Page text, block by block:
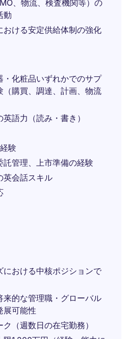
、物流、検査機関等）の
動
おける安定供給体制の強化
・化粧品いずれかでのサプ
（購買、調達、計画、物流
語力（読み・書き）
験
託管理、上市準備の経験
英会話スキル
における中核ポジションで
来的な管理職・グローバル
展可能性
（週数日の在宅勤務）